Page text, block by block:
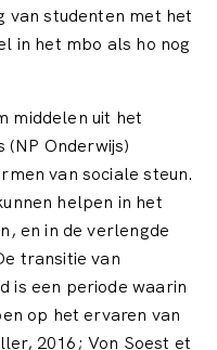
van studenten met het
in het mbo als ho nog
middelen uit het
(NP Onderwijs)
van sociale steun.
helpen in het
en in de verlengde
transitie van
is een periode waarin
op het ervaren van
2016; Von Soest et